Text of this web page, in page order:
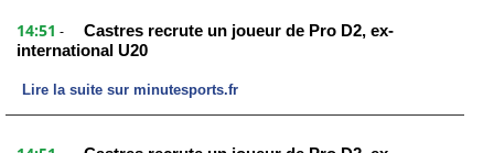
14:51 -
Castres recrute un joueur de Pro D2, ex-
international U20
Lire la suite sur minutesports.fr